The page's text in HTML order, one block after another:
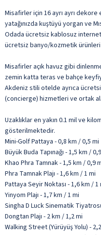
Misafirler için 16 ayrı ayrı
yatağınızda kuştüyü yorgan ve
Odada ücretsiz kablosuz
ücretsiz banyo/kozmetik ürünleri
Misafirler açık havuz gibi
zemin katta teras ve bahçe
Akdeniz stili otelde ayrıca
(concierge) hizmetleri ve ortak
Uzaklıklar en yakın 0.1 mil ve
gösterilmektedir.
Mini-Golf Pattaya - 0,8 km / 0,5 mi
Büyük Buda Tapınağı - 1,5 km /
Khao Phra Tamnak - 1,5 km / 0,9
Phra Tamnak Plajı - 1,6 km / 1 mi
Pattaya Seyir Noktası - 1,6 km / 1
Yinyom Plajı - 1,7 km / 1 mi
Singha D Luck Sinematik
Dongtan Plajı - 2 km / 1,2 mi
Walking Street (Yürüyüş Yolu) -